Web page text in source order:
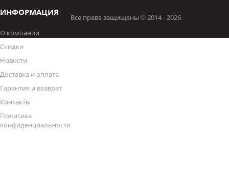
ИНФОРМАЦИЯ
О компании
Скидки
Новости
Доставка и оплата
Гарантия и возврат
Контакты
Политика
конфиденциальности
Все права защищены © 2014 - 2026